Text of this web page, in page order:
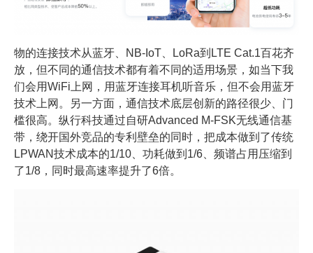
物的连接技术从蓝牙、NB-IoT、LoRa到LTE Cat.1百花齐
放，但不同的通信技术都有着不同的适用场景，如当下我
们会用WiFi上网，用蓝牙连接耳机听音乐，但不会用蓝牙
技术上网。另一方面，通信技术底层创新的路径很少、门
槛很高。纵行科技通过自研Advanced M-FSK无线通信基
带，绕开国外竞品的专利壁垒的同时，把成本做到了传统
LPWAN技术成本的1/10、功耗做到1/6、频谱占用压缩到
了1/8，同时最高速率提升了6倍。